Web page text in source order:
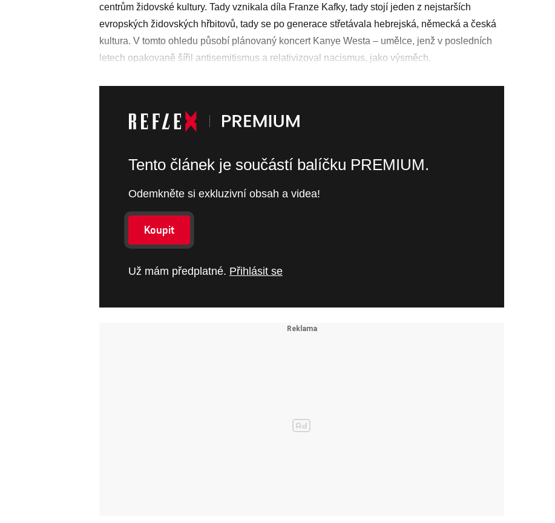
centrům židovské kultury. Tady vznikala díla Franze Kaf­ky, tady stojí jeden z nejstarších
evropských židovských hřbitovů, tady se po generace střetávala hebrejská, německá a česká
kultura. V tomto ohledu působí plánovaný koncert Kanye Westa – umělce, jenž v posledních
letech opakovaně šířil antisemitismus a relativizoval nacismus, jako výsměch.
Tento článek je součástí balíčku PREMIUM.
Odemkněte si exkluzivní obsah a videa!
Koupit
Už mám předplatné. Přihlásit se